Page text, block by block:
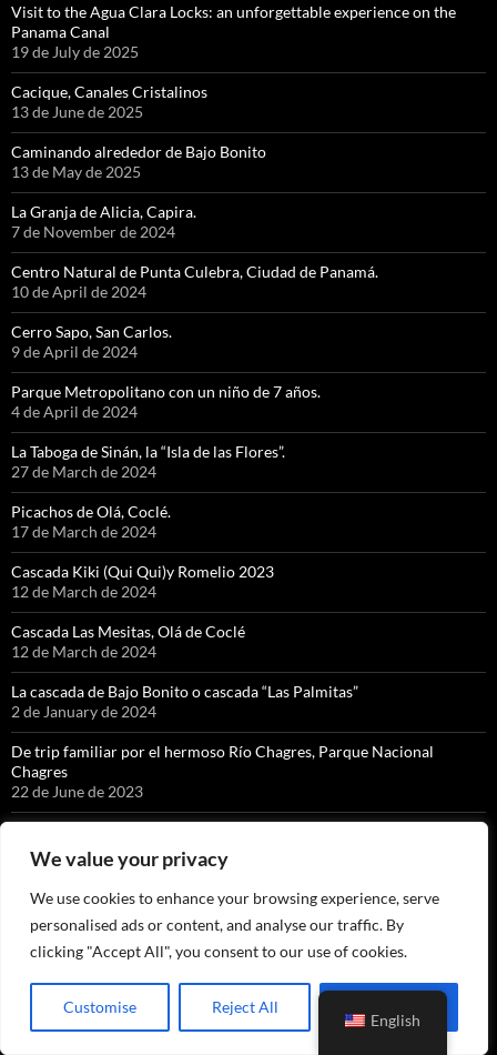
We value your privacy
We use cookies to enhance your browsing experience, serve
personalised ads or content, and analyse our traffic. By
clicking "Accept All", you consent to our use of cookies.
Customise Reject All
Visit to the Agua Clara Locks: an unforgettable experience on the
Panama Canal
19 de July de 2025
Cacique, Canales Cristalinos
13 de June de 2025
Caminando alrededor de Bajo Bonito
13 de May de 2025
La Granja de Alicia, Capira.
7 de November de 2024
Centro Natural de Punta Culebra, Ciudad de Panamá.
10 de April de 2024
Cerro Sapo, San Carlos.
9 de April de 2024
Parque Metropolitano con un niño de 7 años.
4 de April de 2024
La Taboga de Sinán, la “Isla de las Flores”.
27 de March de 2024
Picachos de Olá, Coclé.
17 de March de 2024
Cascada Kiki (Qui Qui)y Romelio 2023
12 de March de 2024
Cascada Las Mesitas, Olá de Coclé
12 de March de 2024
La cascada de Bajo Bonito o cascada “Las Palmitas”
2 de January de 2024
De trip familiar por el hermoso Río Chagres, Parque Nacional
Chagres
22 de June de 2023
5 de February de 2023
De regreso al Cerro Cabra
Una visita a Isla Otoque e Isla Boná y Estivá, Golfo de Panamá.
Chorro de Caño Quebrado, Chorrera, Panamá Oeste.
5 de May de 2022
English